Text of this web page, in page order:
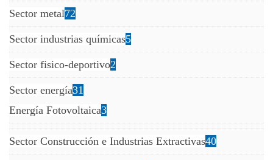
Sector metal72
Sector industrias químicas5
Sector fisico-deportivo2
Sector energía31
Energía Fotovoltaica3
Sector Construcción e Industrias Extractivas40